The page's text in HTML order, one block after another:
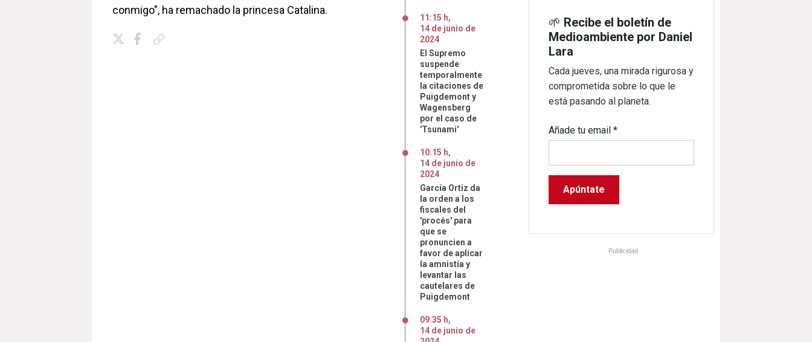
conmigo", ha remachado la princesa Catalina.
11:15 h,
14 de junio de
2024
El Supremo
suspende
temporalmente
la citaciones de
Puigdemont y
Wagensberg
por el caso de
'Tsunami'
10:15 h,
14 de junio de
2024
García Ortiz da
la orden a los
fiscales del
'procés' para
que se
pronuncien a
favor de aplicar
la amnistía y
levantar las
cautelares de
Puigdemont
09:35 h,
14 de junio de
🌱 Recibe el boletín de
Medioambiente por Daniel
Lara
Cada jueves, una mirada rigurosa y
comprometida sobre lo que le
está pasando al planeta.
Añade tu email*
Publicidad